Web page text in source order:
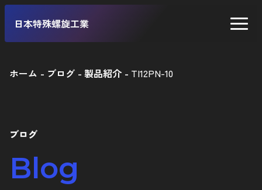
日本特殊螺旋工業
工業製品
ホーム ブログ 製品紹介 TI12PN-10
ブログ
Blog